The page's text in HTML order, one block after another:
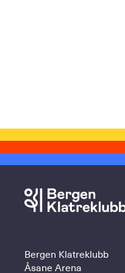
Bergen Klatreklubb
Åsane Arena